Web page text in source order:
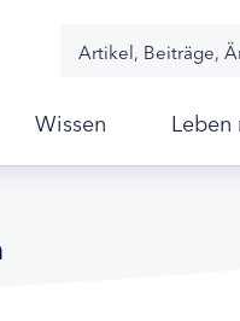
Wissen